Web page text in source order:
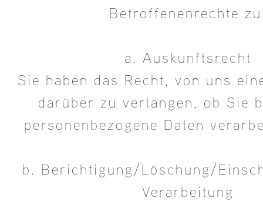
Betroffenenrechte
a. Auskunftsrecht
Sie haben das Recht, von uns
darüber zu verlangen, ob Sie
personenbezogene Daten
b. Berichtigung/Löschung/
Verarbeitung